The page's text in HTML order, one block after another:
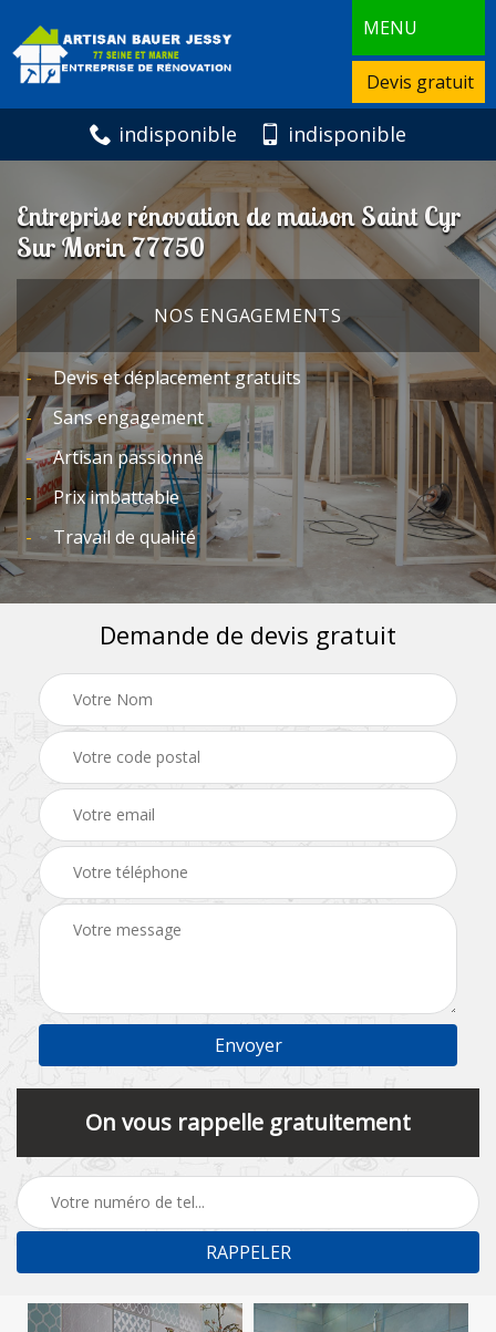
MENU
Devis gratuit
indisponible indisponible
Entreprise rénovation de maison Saint Cyr
Sur Morin 77750
NOS ENGAGEMENTS
Devis et déplacement gratuits
Sans engagement
Artisan passionné
Prix imbattable
Travail de qualité
Demande de devis gratuit
On vous rappelle gratuitement